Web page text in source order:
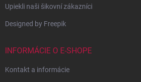
Upiekli naši šikovní zákazníci
Designed by Freepik
INFORMÁCIE O E-SHOPE
Kontakt a informácie